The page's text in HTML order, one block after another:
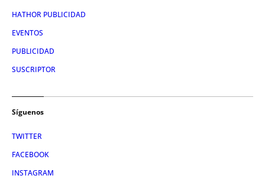
HATHOR PUBLICIDAD
EVENTOS
PUBLICIDAD
SUSCRIPTOR
Síguenos
TWITTER
FACEBOOK
INSTAGRAM